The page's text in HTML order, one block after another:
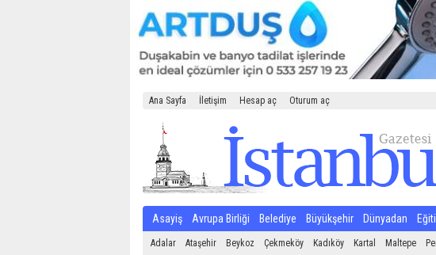
Ana Sayfa İletişim Hesap aç Oturum aç
Asayiş Avrupa Birliği Belediye Büyükşehir Dünyadan
Adalar Ataşehir Beykoz Çekmeköy Kadıköy Kartal Maltepe